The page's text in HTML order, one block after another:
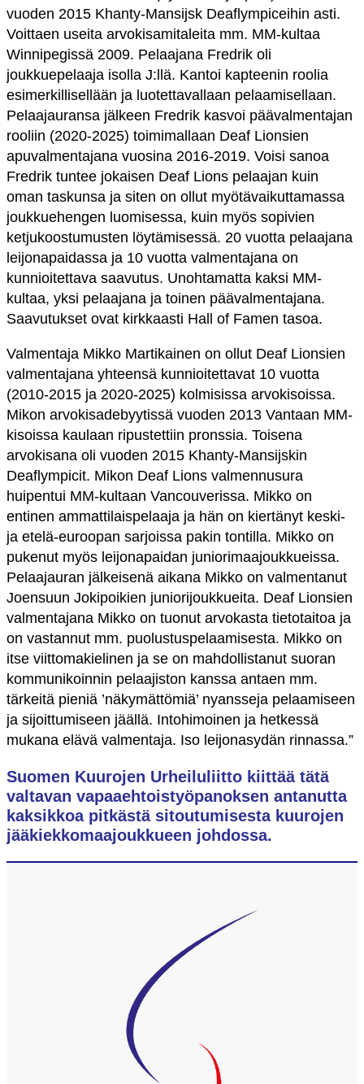
vuoden 2015 Khanty-Mansijsk Deaflympiceihin asti.
Voittaen useita arvokisamitaleita mm. MM-kultaa
Winnipegissä 2009. Pelaajana Fredrik oli
joukkuepelaaja isolla J:llä. Kantoi kapteenin roolia
esimerkillisellään ja luotettavallaan pelaamisellaan.
Pelaajauransa jälkeen Fredrik kasvoi päävalmentajan
rooliin (2020-2025) toimimallaan Deaf Lionsien
apuvalmentajana vuosina 2016-2019. Voisi sanoa
Fredrik tuntee jokaisen Deaf Lions pelaajan kuin
oman taskunsa ja siten on ollut myötävaikuttamassa
joukkuehengen luomisessa, kuin myös sopivien
ketjukoostumusten löytämisessä. 20 vuotta pelaajana
leijonapaidassa ja 10 vuotta valmentajana on
kunnioitettava saavutus. Unohtamatta kaksi MM-
kultaa, yksi pelaajana ja toinen päävalmentajana.
Saavutukset ovat kirkkaasti Hall of Famen tasoa.
Valmentaja Mikko Martikainen on ollut Deaf Lionsien
valmentajana yhteensä kunnioitettavat 10 vuotta
(2010-2015 ja 2020-2025) kolmisissa arvokisoissa.
Mikon arvokisadebyytissä vuoden 2013 Vantaan MM-
kisoissa kaulaan ripustettiin pronssia. Toisena
arvokisana oli vuoden 2015 Khanty-Mansijskin
Deaflympicit. Mikon Deaf Lions valmennusura
huipentui MM-kultaan Vancouverissa. Mikko on
entinen ammattilaispelaaja ja hän on kiertänyt keski-
ja etelä-euroopan sarjoissa pakin tontilla. Mikko on
pukenut myös leijonapaidan juniorimaajoukkueissa.
Pelaajauran jälkeisenä aikana Mikko on valmentanut
Joensuun Jokipoikien juniorijoukkueita. Deaf Lionsien
valmentajana Mikko on tuonut arvokasta tietotaitoa ja
on vastannut mm. puolustuspelaamisesta. Mikko on
itse viittomakielinen ja se on mahdollistanut suoran
kommunikoinnin pelaajiston kanssa antaen mm.
tärkeitä pieniä ’näkymättömiä’ nyansseja pelaamiseen
ja sijoittumiseen jäällä. Intohimoinen ja hetkessä
mukana elävä valmentaja. Iso leijonasydän rinnassa.”
Suomen Kuurojen Urheiluliitto kiittää tätä
valtavan vapaaehtoistyöpanoksen antanutta
kaksikkoa pitkästä sitoutumisesta kuurojen
jääkiekkomaajoukkueen johdossa.